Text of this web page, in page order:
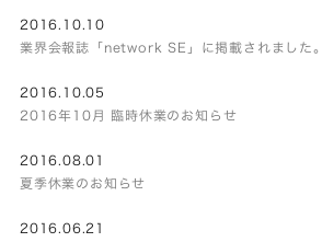
2016.10.10
業界会報誌「network SE」に掲載されました。
2016.10.05
2016年10月 臨時休業のお知らせ
2016.08.01
夏季休業のお知らせ
2016.06.21